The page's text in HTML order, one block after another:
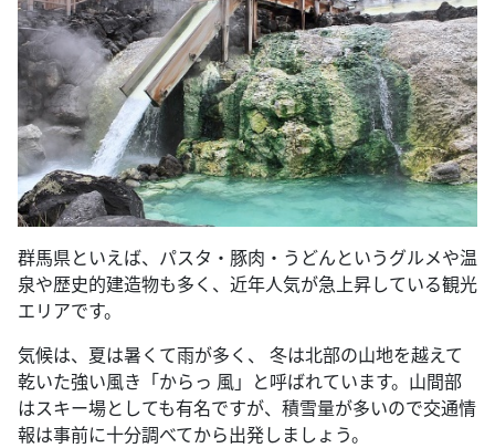
群馬県といえば、パスタ・豚肉・うどんというグルメや温
泉や歴史的建造物も多く、近年人気が急上昇している観光
エリアです。
気候は、夏は暑くて雨が多く、 冬は北部の山地を越えて
乾いた強い風き「からっ 風」と呼ばれています。山間部
はスキー場としても有名ですが、積雪量が多いので交通情
報は事前に十分調べてから出発しましょう。